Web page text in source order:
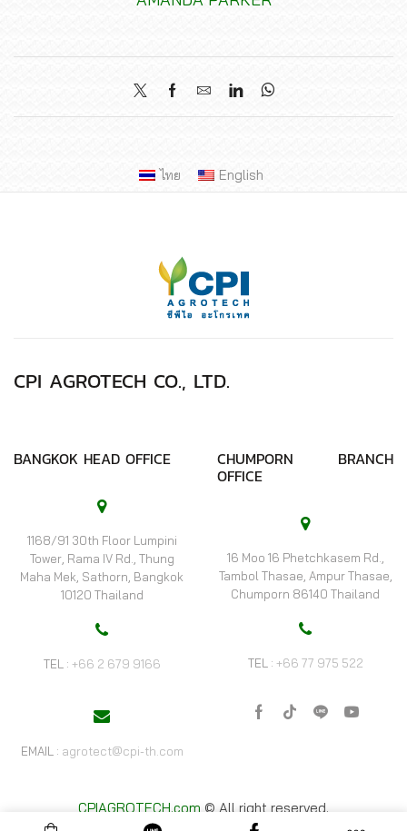
ไทย English
CPI AGROTECH CO., LTD.
BANGKOK HEAD OFFICE
1168/91 30th Floor Lumpini
Tower, Rama IV Rd., Thung
Maha Mek, Sathorn, Bangkok
10120 Thailand
TEL : +66 2 679 9166
EMAIL : agrotect@cpi-th.com
CHUMPORN BRANCH
OFFICE
16 Moo 16 Phetchkasem Rd.,
Tambol Thasae, Ampur Thasae,
Chumporn 86140 Thailand
TEL : +66 77 975 522
Facebook
Tik-
Line Youtube
CPIAGROTECH.com © All right reserved.